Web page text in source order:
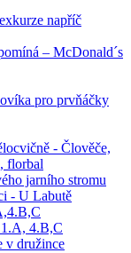
napříč
– McDonald´s
pro prvňáčky
- Člověče,
florbal
jarního stromu
- U Labutě
1.A, 4.B,C
v družince